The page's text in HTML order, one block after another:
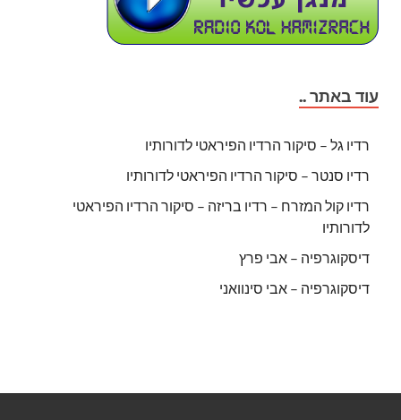
עוד באתר ..
רדיו גל – סיקור הרדיו הפיראטי לדורותיו
רדיו סנטר – סיקור הרדיו הפיראטי לדורותיו
רדיו קול המזרח – רדיו בריזה – סיקור הרדיו הפיראטי
לדורותיו
דיסקוגרפיה – אבי פרץ
דיסקוגרפיה – אבי סינוואני